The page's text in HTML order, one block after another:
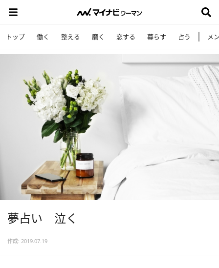
トップ 働く 整える 磨く 恋する 暮らす 占う メ
夢占い 泣く
作成: 2019.07.19